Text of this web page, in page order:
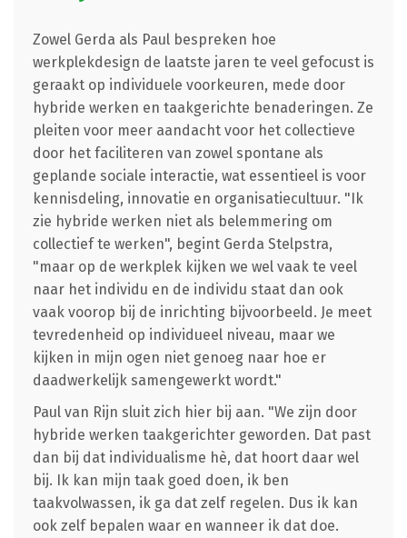
Zowel Gerda als Paul bespreken hoe
werkplekdesign de laatste jaren te veel gefocust is
geraakt op individuele voorkeuren, mede door
hybride werken en taakgerichte benaderingen. Ze
pleiten voor meer aandacht voor het collectieve
door het faciliteren van zowel spontane als
geplande sociale interactie, wat essentieel is voor
kennisdeling, innovatie en organisatiecultuur. "Ik
zie hybride werken niet als belemmering om
collectief te werken", begint Gerda Stelpstra,
"maar op de werkplek kijken we wel vaak te veel
naar het individu en de individu staat dan ook
vaak voorop bij de inrichting bijvoorbeeld. Je meet
tevredenheid op individueel niveau, maar we
kijken in mijn ogen niet genoeg naar hoe er
daadwerkelijk samengewerkt wordt."
Paul van Rijn sluit zich hier bij aan. "We zijn door
hybride werken taakgerichter geworden. Dat past
dan bij dat individualisme hè, dat hoort daar wel
bij. Ik kan mijn taak goed doen, ik ben
taakvolwassen, ik ga dat zelf regelen. Dus ik kan
ook zelf bepalen waar en wanneer ik dat doe.